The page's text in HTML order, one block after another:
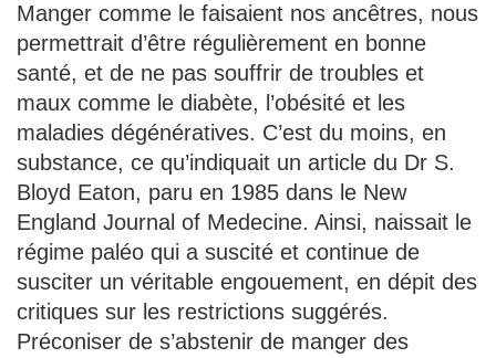
Psychologie
Recherches
Traitements
Manger comme le faisaient nos ancêtres, nous
permettrait d’être régulièrement en bonne
santé, et de ne pas souffrir de troubles et
maux comme le diabète, l’obésité et les
maladies dégénératives. C’est du moins, en
substance, ce qu’indiquait un article du Dr S.
Bloyd Eaton, paru en 1985 dans le New
England Journal of Medecine. Ainsi, naissait le
régime paléo qui a suscité et continue de
susciter un véritable engouement, en dépit des
critiques sur les restrictions suggérés.
Préconiser de s’abstenir de manger des